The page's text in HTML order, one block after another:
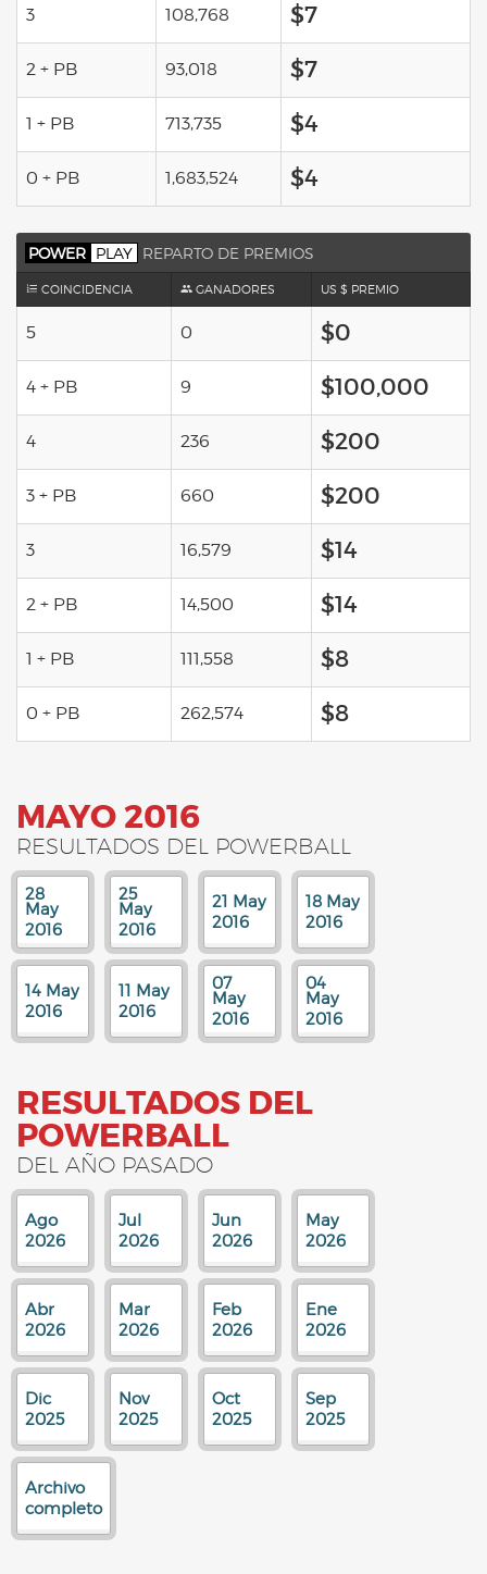
3 108,768 $7
2 + PB 93,018 $7
1 + PB 713,735 $4
0 + PB 1,683,524 $4
POWER PLAY REPARTO DE PREMIOS
COINCIDENCIA GANADORES US $ PREMIO
5 0 $0
4 + PB 9 $100,000
4 236 $200
3 + PB 660 $200
3 16,579 $14
2 + PB 14,500 $14
1 + PB 111,558 $8
0 + PB 262,574 $8
MAYO 2016
RESULTADOS DEL POWERBALL
28
May
2016
25
May
2016
21 May
2016
18 May
2016
14 May
2016
11 May
2016
07
May
2016
04
May
2016
RESULTADOS DEL
POWERBALL
DEL AÑO PASADO
Ago
2026
Jul
2026
Jun
2026
May
2026
Abr
2026
Mar
2026
Feb
2026
Ene
2026
Dic
2025
Nov
2025
Oct
2025
Sep
2025
Archivo
completo